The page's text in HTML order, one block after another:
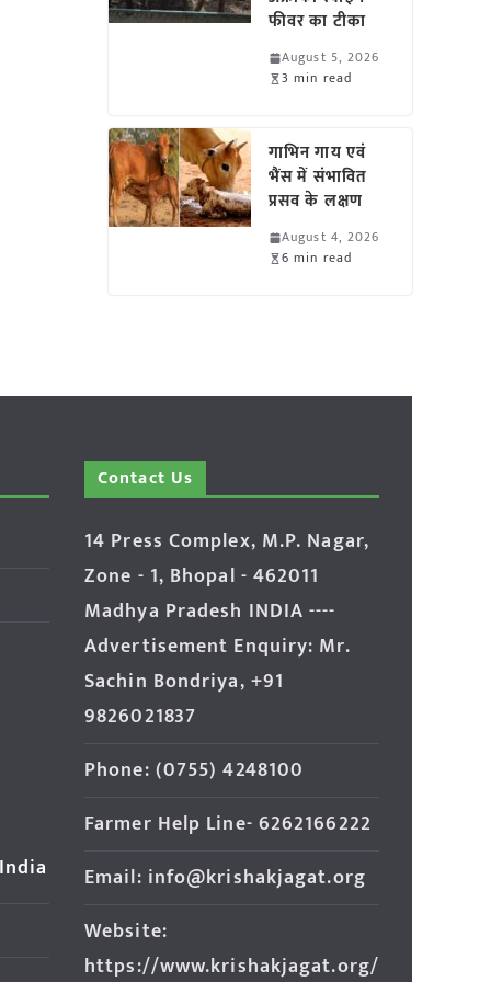
फीवर का टीका
August 5, 2026
3 min read
गाभिन गाय एवं
भैंस में संभावित
प्रसव के लक्षण
August 4, 2026
6 min read
Contact Us
14 Press Complex, M.P. Nagar,
Zone - 1, Bhopal - 462011
Madhya Pradesh INDIA ----
Advertisement Enquiry: Mr.
Sachin Bondriya, +91
9826021837
Phone: (0755) 4248100
Farmer Help Line- 6262166222
Email: info@krishakjagat.org
Website:
https://www.krishakjagat.org/